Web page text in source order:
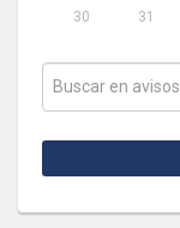
30
31